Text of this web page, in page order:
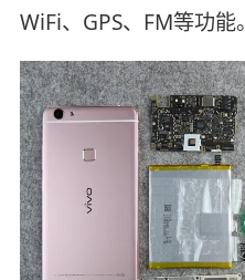
WiFi、GPS、FM等功能。